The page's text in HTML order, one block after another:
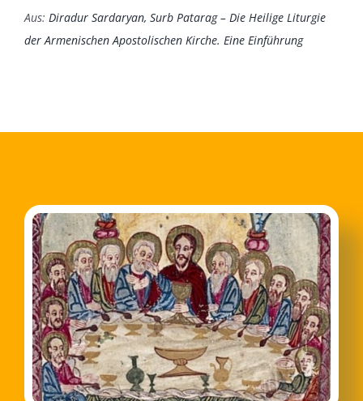
Aus: Diradur Sardaryan, Surb Patarag – Die Heilige Liturgie
der Armenischen Apostolischen Kirche. Eine Einführung